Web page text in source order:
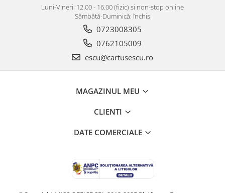
Luni-Vineri: 12.00 - 16.00 (fizic) si non-stop online
Sâmbătă-Duminică: închis
0723008305
0762105009
escu@cartusescu.ro
MAGAZINUL MEU
CLIENTI
DATE COMERCIALE